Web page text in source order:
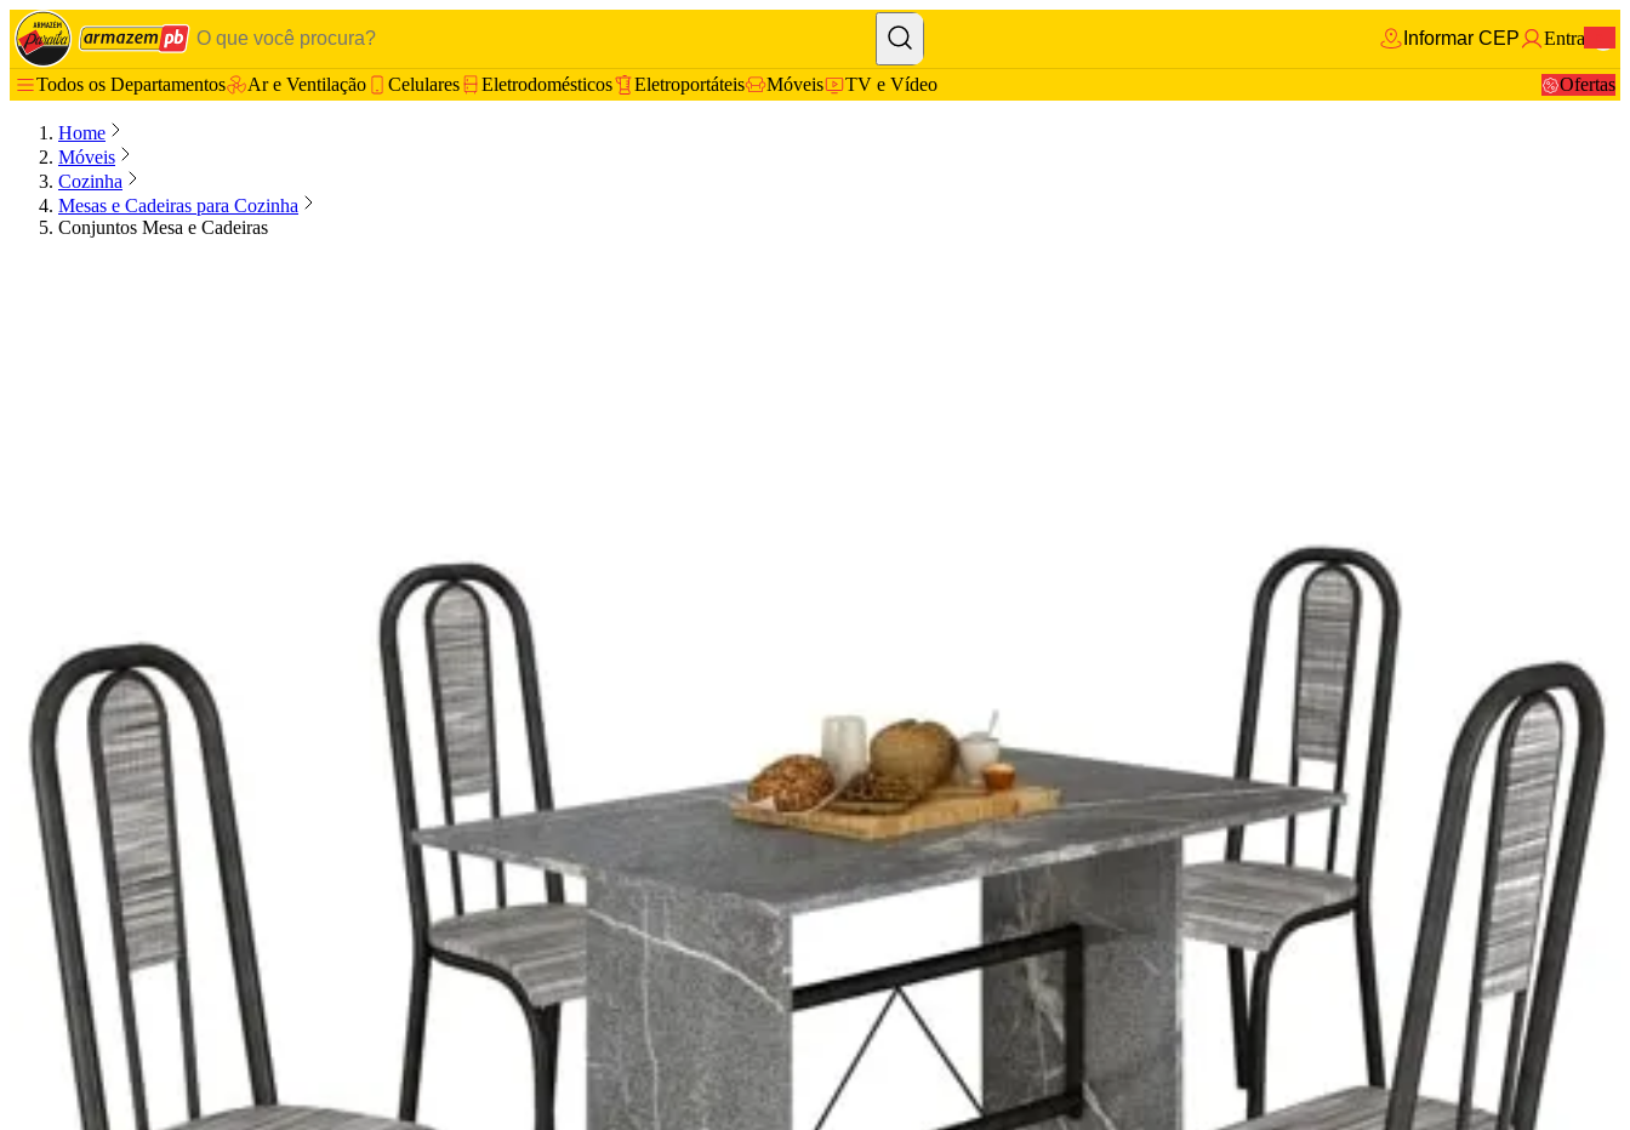
Informar CEP Entrar
Todos os Departamentos Ar e Ventilação Celulares Eletrodomésticos Eletroportáteis Móveis TV e Vídeo Ofertas
Home
Móveis
Cozinha
Mesas e Cadeiras para Cozinha
Conjuntos Mesa e Cadeiras